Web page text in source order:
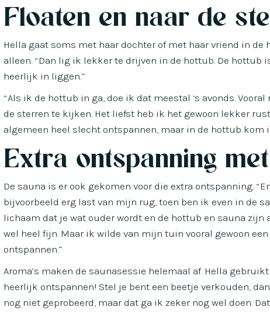
Floaten en naar de
Hella gaat soms met haar dochter of met haar vriend in
alleen. “Dan lig ik lekker te drijven in de hottub. De
heerlijk in liggen.”
“Als ik de hottub in ga, doe ik dat meestal ‘s avonds.
de sterren te kijken. Het liefst heb ik het gewoon lekker
algemeen heel slecht ontspannen, maar in de hottub kom
Extra ontspanning
De sauna is er ook gekomen voor die extra ontspanning.
bijvoorbeeld erg last van mijn rug, toen ben ik even in de
lichaam dat je wat ouder wordt en de hottub en sauna
wel heel fijn. Maar ik wilde van mijn tuin vooral gewoon
ontspannen.”
Aroma’s maken de saunasessie helemaal af. Hella
heerlijk ontspannen! Stel je bent een beetje verkouden,
nog niet geprobeerd, maar dat ga ik zeker nog wel doen.